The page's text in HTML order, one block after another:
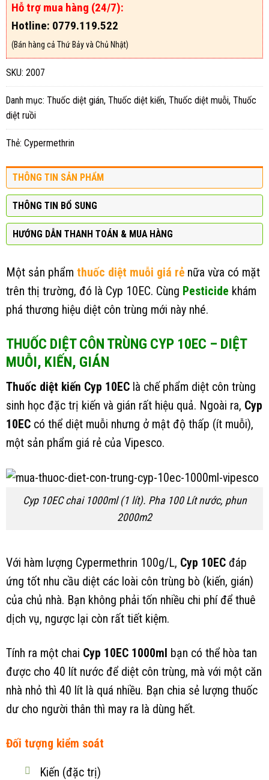
Hỗ trợ mua hàng (24/7):
Hotline: 0779.119.522
(Bán hàng cả Thứ Bảy và Chủ Nhật)
SKU: 2007
Danh mục: Thuốc diệt gián, Thuốc diệt kiến, Thuốc diệt muỗi, Thuốc
diệt ruồi
Thẻ: Cypermethrin
THÔNG TIN SẢN PHẨM
THÔNG TIN BỔ SUNG
HƯỚNG DẪN THANH TOÁN & MUA HÀNG
Một sản phẩm thuốc diệt muỗi giá rẻ nữa vừa có mặt
trên thị trường, đó là Cyp 10EC. Cùng Pesticide khám
phá thương hiệu diệt côn trùng mới này nhé.
THUỐC DIỆT CÔN TRÙNG CYP 10EC – DIỆT
MUỖI, KIẾN, GIÁN
Thuốc diệt kiến Cyp 10EC là chế phẩm diệt côn trùng
sinh học đặc trị kiến và gián rất hiệu quả. Ngoài ra, Cyp
10EC có thể diệt muỗi nhưng ở mật độ thấp (ít muỗi),
một sản phẩm giá rẻ của Vipesco.
Cyp 10EC chai 1000ml (1 lít). Pha 100 Lít nước, phun
2000m2
Với hàm lượng Cypermethrin 100g/L, Cyp 10EC đáp
ứng tốt nhu cầu diệt các loài côn trùng bò (kiến, gián)
của chủ nhà. Bạn không phải tốn nhiều chi phí để thuê
dịch vụ, ngược lại còn rất tiết kiệm.
Tính ra một chai Cyp 10EC 1000ml bạn có thể hòa tan
được cho 40 lít nước để diệt côn trùng, mà với một căn
nhà nhỏ thì 40 lít là quá nhiều. Bạn chia sẻ lượng thuốc
dư cho người thân thì may ra là dùng hết.
Đối tượng kiểm soát
Kiến (đặc trị)